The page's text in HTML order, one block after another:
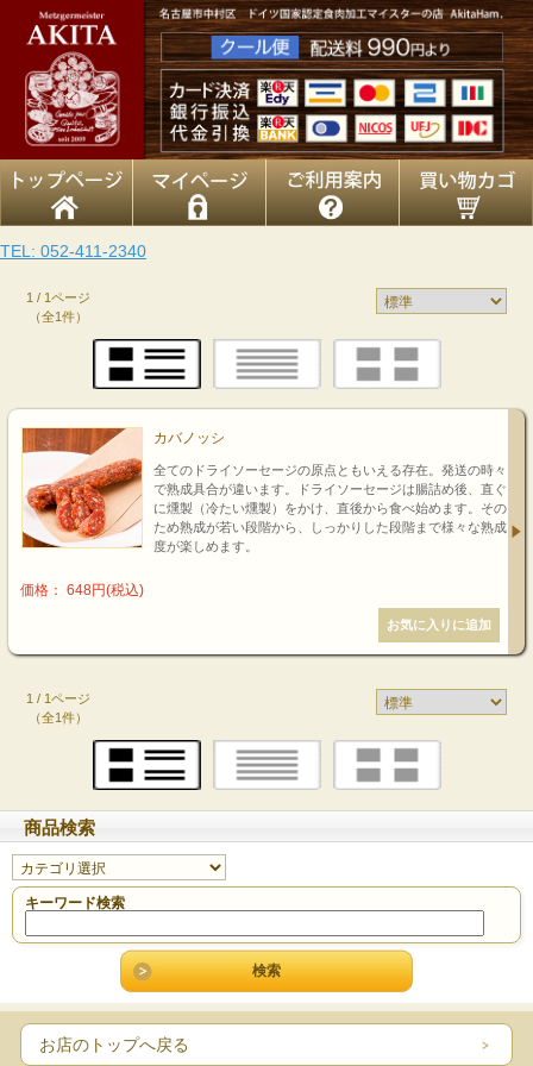
TEL: 052-411-2340
1 / 1ページ
（全1件）
カバノッシ
全てのドライソーセージの原点ともいえる存在。発送の時々
で熟成具合が違います。ドライソーセージは腸詰め後、直ぐ
に燻製（冷たい燻製）をかけ、直後から食べ始めます。その
ため熟成が若い段階から、しっかりした段階まで様々な熟成
度が楽しめます。
価格： 648円(税込)
1 / 1ページ
（全1件）
商品検索
キーワード検索
お店のトップへ戻る